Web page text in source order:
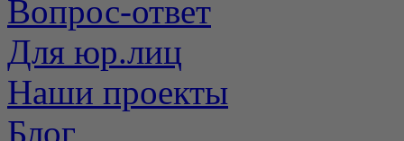
Вопрос-ответ
Для юр.лиц
Наши проекты
Блог